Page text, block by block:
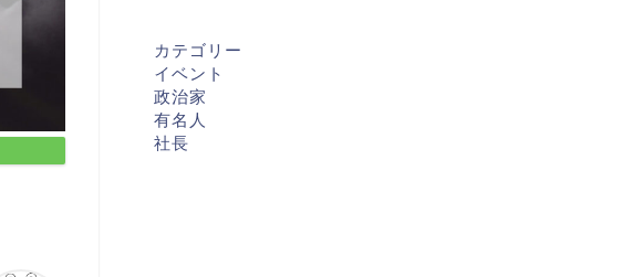
カテゴリー
イベント
政治家
有名人
社長